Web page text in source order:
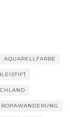
AQUARELLFARBE